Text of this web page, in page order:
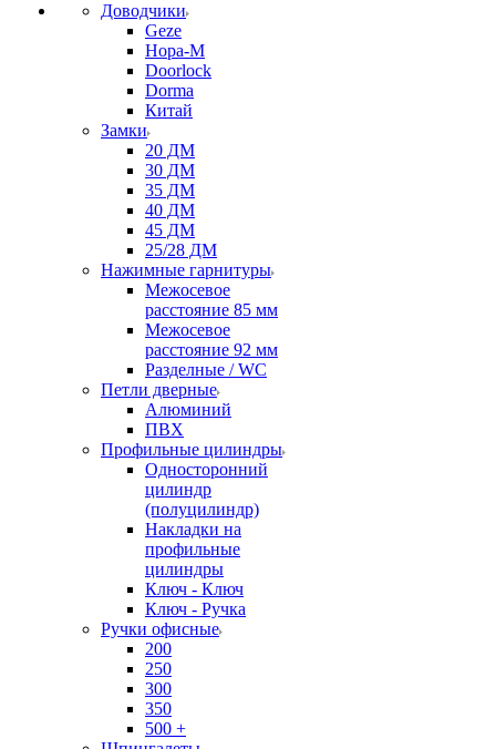
Доводчики
Geze
Нора-М
Doorlock
Dorma
Китай
Замки
20 ДМ
30 ДМ
35 ДМ
40 ДМ
45 ДМ
25/28 ДМ
Нажимные гарнитуры
Межосевое
расстояние 85 мм
Межосевое
расстояние 92 мм
Разделные / WC
Петли дверные
Алюминий
ПВХ
Профильные цилиндры
Односторонний
цилиндр
(полуцилиндр)
Накладки на
профильные
цилиндры
Ключ - Ключ
Ключ - Ручка
Ручки офисные
200
250
300
350
500 +